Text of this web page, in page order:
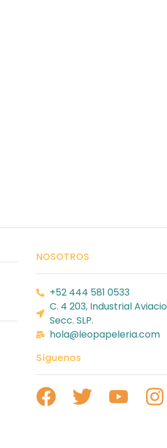
NOSOTROS
+52 444 581 0533
C. 4 203, Industrial
Secc. SLP.
hola@leopapeleria.com
Síguenos